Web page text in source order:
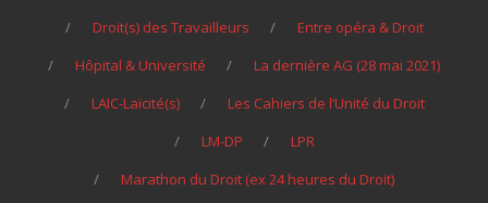
Droit(s) des Travailleurs
Entre opéra & Droit
Hôpital & Université
La dernière AG (28 mai 2021)
LAIC-Laïcité(s)
Les Cahiers de l’Unité du Droit
LM-DP
LPR
Marathon du Droit (ex 24 heures du Droit)